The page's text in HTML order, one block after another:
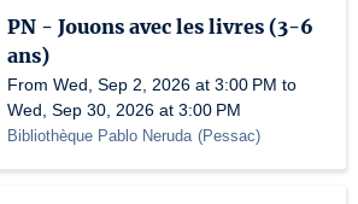
PN - Jouons avec les livres (3-6
ans)
From Wed, Sep 2, 2026 at 3:00 PM to
Wed, Sep 30, 2026 at 3:00 PM
Bibliothèque Pablo Neruda (Pessac)